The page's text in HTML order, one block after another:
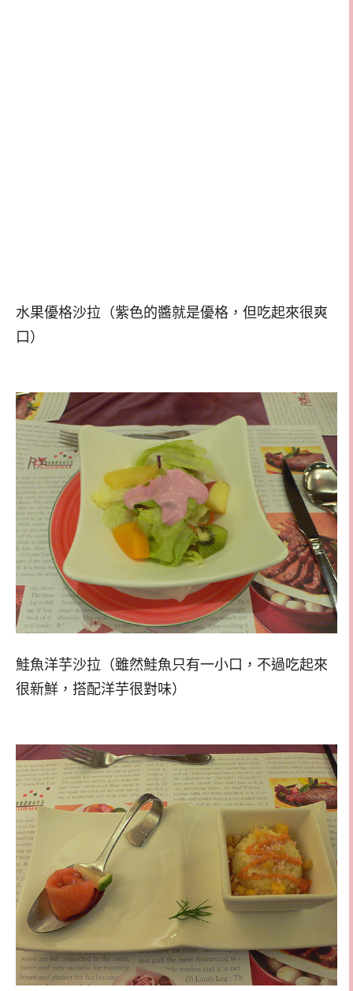
水果優格沙拉（紫色的醬就是優格，但吃起來很爽
口）
鮭魚洋芋沙拉（雖然鮭魚只有一小口，不過吃起來
很新鮮，搭配洋芋很對味）